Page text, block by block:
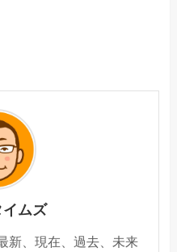
イムズ
新、現在、過去、未来